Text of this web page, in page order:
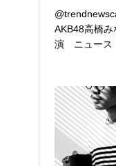
AKB48高橋
演 ニュー